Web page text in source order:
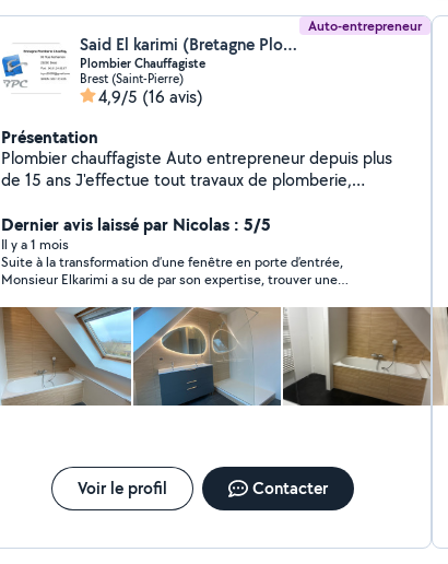
Auto-entrepreneur
Said El karimi (Bretagne Plomberie Chauffage)
Plombier Chauffagiste
Brest (Saint-Pierre)
4,9/5 (16 avis)
Présentation
Plombier chauffagiste Auto entrepreneur depuis plus
de 15 ans J'effectue tout travaux de plomberie,
Dernier avis laissé par Nicolas : 5/5
Il y a 1 mois
Suite à la transformation d’une fenêtre en porte d’entrée,
Monsieur Elkarimi a su de par son expertise, trouver une
ailleurs, il s’est rendu disponible par rapport aux autres corps de
métier, afin de leur faciliter le travail et je l’en remercie
chaleureusement . Il a également fais le nécessaire pour
apporter l’alimentation dans la future cuisine.
Voir le profil Contacter